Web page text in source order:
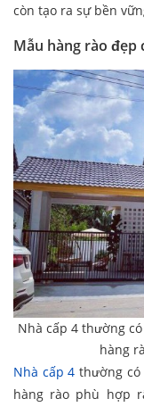
còn tạo ra sự bền
Mẫu hàng rào đẹp
Nhà cấp 4 thường
hàng
Nhà cấp 4 thường có
hàng rào phù hợp